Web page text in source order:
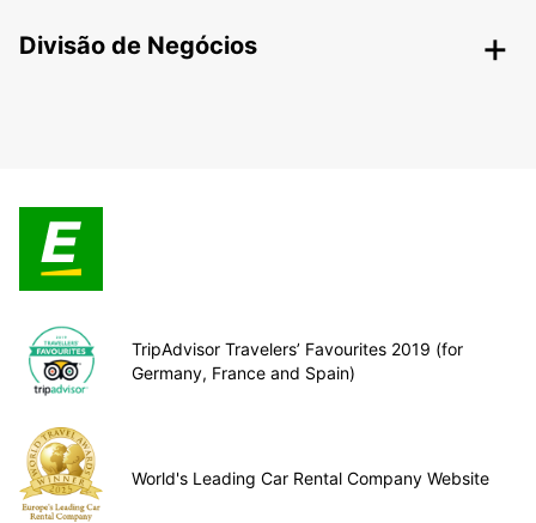
Divisão de Negócios
TripAdvisor Travelers’ Favourites 2019 (for
Germany, France and Spain)
World's Leading Car Rental Company Website